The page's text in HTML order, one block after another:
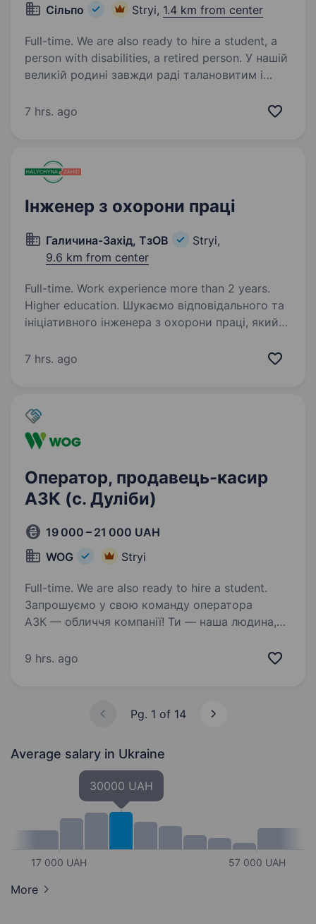
Сільпо Stryi, 1.4 km from center
Full-time. We are also ready to hire a student, a
person with disabilities, a retired person. У нашій
великій родині завжди раді талановитим і
вам подобається спілкуватися з людьми —
обслуговування…
7 hrs. ago
Інженер з охорони праці
Галичина-Захід, ТзОВ
Stryi,
9.6 km from center
Full-time. Work experience more than 2 years.
Higher education. Шукаємо відповідального та
ініціативного інженера з охорони праці, який
та знаходити спільну мову з колегами. Для нас
7 hrs. ago
Оператор, продавець-касир
АЗК (с. Дуліби)
19 000 – 21 000 UAH
WOG
Stryi
Full-time. We are also ready to hire a student.
Запрошуємо у свою команду оператора
АЗК — обличчя компанії! Ти — наша людина,
та готовий допомагати людям хочеш
9 hrs. ago
Pg. 1 of 14
Average salary in Ukraine
17 000 UAH
30000 UAH
57 000 UAH
More